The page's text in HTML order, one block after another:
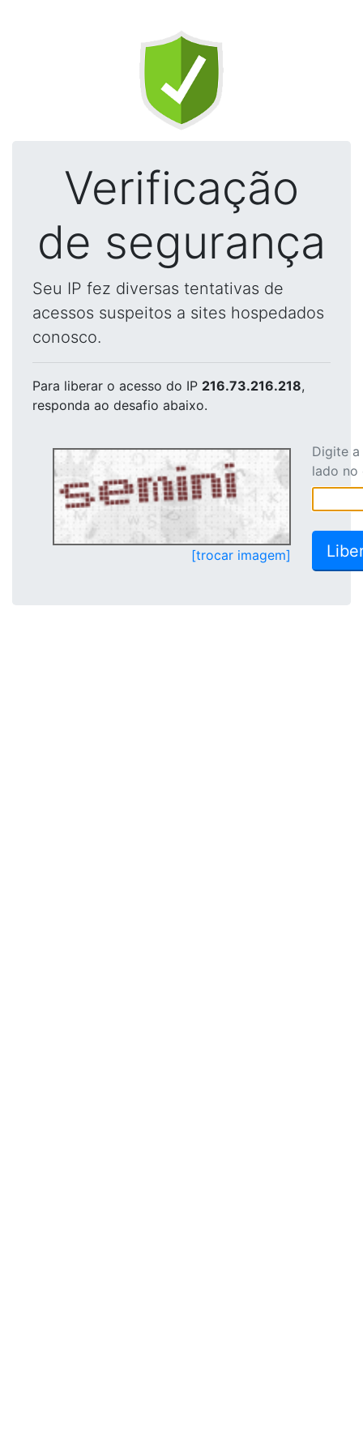
Verificação
de segurança
Seu IP fez diversas tentativas de
acessos suspeitos a sites hospedados
conosco.
Para liberar o acesso do IP 216.73.216.218,
responda ao desafio abaixo.
[trocar imagem]
Digite
lado no